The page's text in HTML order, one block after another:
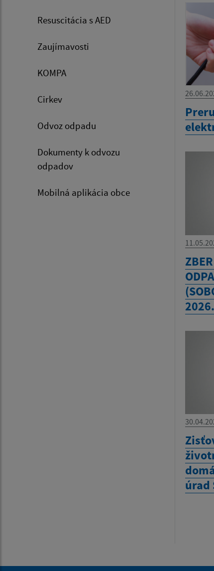
Resuscitácia s AED
Zaujímavosti
KOMPA
Cirkev
Odvoz odpadu
Dokumenty k odvozu
odpadov
Mobilná aplikácia obce
úrad